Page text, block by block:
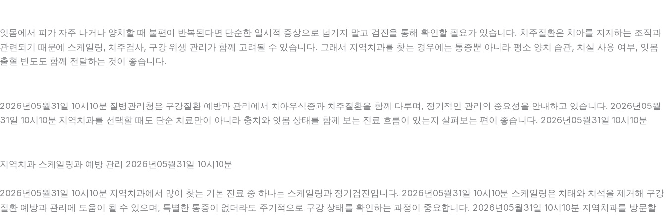
잇몸에서 피가 자주 나거나 양치할 때 불편이 반복된다면 단순한 일시적 증상으로 넘기지 말고 검진을 통해 확인할 필요가 있습니다. 치주질환은 치아를 지지하는 조직과
관련되기 때문에 스케일링, 치주검사, 구강 위생 관리가 함께 고려될 수 있습니다. 그래서 지역치과를 찾는 경우에는 통증뿐 아니라 평소 양치 습관, 치실 사용 여부, 잇몸
출혈 빈도도 함께 전달하는 것이 좋습니다.
2026년05월31일 10시10분 질병관리청은 구강질환 예방과 관리에서 치아우식증과 치주질환을 함께 다루며, 정기적인 관리의 중요성을 안내하고 있습니다. 2026년05월
31일 10시10분 지역치과를 선택할 때도 단순 치료만이 아니라 충치와 잇몸 상태를 함께 보는 진료 흐름이 있는지 살펴보는 편이 좋습니다. 2026년05월31일 10시10분
지역치과 스케일링과 예방 관리 2026년05월31일 10시10분
2026년05월31일 10시10분 지역치과에서 많이 찾는 기본 진료 중 하나는 스케일링과 정기검진입니다. 2026년05월31일 10시10분 스케일링은 치태와 치석을 제거해 구강
질환 예방과 관리에 도움이 될 수 있으며, 특별한 통증이 없더라도 주기적으로 구강 상태를 확인하는 과정이 중요합니다. 2026년05월31일 10시10분 지역치과를 방문할